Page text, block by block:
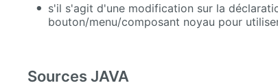
s'il s'agit d'une modification sur la
bouton/menu/composant noyau pour
Sources JAVA